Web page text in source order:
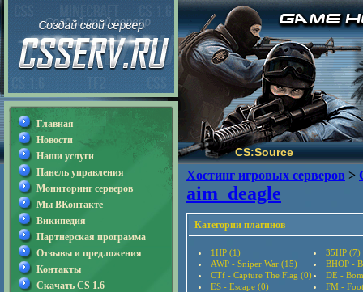
CS:Source
Хостинг игровых серверов >
aim_deagle
Категории плагинов
1HP (1)
35HP (7)
AWP - Sniper War (15)
BHOP -
CTf - Capture The Flag (0)
DE -
ES - Escape (0)
FM -
Главная
Новости
Наши услуги
Панель управления
Мониторинг серверов
Мы ВКонтакте
Википедия
Партнерская программа
Отзывы и предложения
Контакты
Скачать CS 1.6